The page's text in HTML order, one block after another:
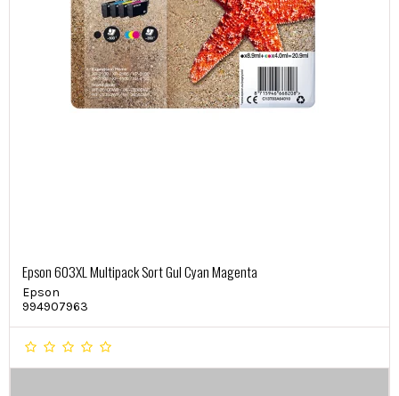
Epson 603XL Multipack Sort Gul Cyan Magenta
Epson
994907963